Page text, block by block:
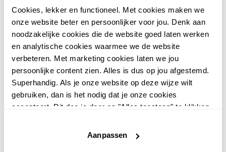
Cookies, lekker en functioneel. Met cookies maken we
onze website beter en persoonlijker voor jou. Denk aan
noodzakelijke cookies die de website goed laten werken
en analytische cookies waarmee we de website
verbeteren. Met marketing cookies laten we jou
persoonlijke content zien. Alles is dus op jou afgestemd.
Superhandig. Als je onze website op deze wijze wilt
gebruiken, dan is het nodig dat je onze cookies
accepteert. Dit doe je door op "Alles toestaan" te klikken.
website niet optimaal functioneert.
Aanpassen